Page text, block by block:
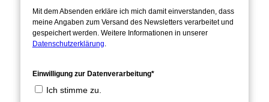
Mit dem Absenden erkläre ich mich damit einverstanden, dass
meine Angaben zum Versand des Newsletters verarbeitet und
gespeichert werden. Weitere Informationen in unserer
Datenschutzerklärung.
Einwilligung zur Datenverarbeitung*
Ich stimme zu.